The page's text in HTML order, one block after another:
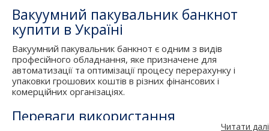
Вакуумний пакувальник банкнот
купити в Україні
Вакуумний пакувальник банкнот є одним з видів
професійного обладнання, яке призначене для
автоматизації та оптимізації процесу перерахунку і
упаковки грошових коштів в різних фінансових і
комерційних організаціях.
Переваги використання
Читати далі